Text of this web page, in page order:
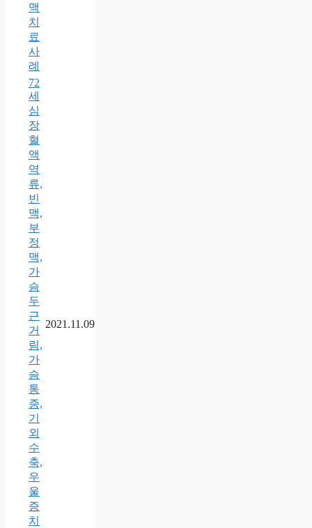
맥
치
료
사
례
72
세
심
장
혈
액
역
류,
빈
맥,
부
정
맥,
가
슴
두
근
거
림,
가
슴
통
증,
기
외
수
축,
우
울
증
치
2021.11.09